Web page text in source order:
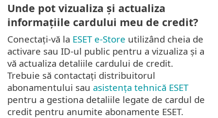
Unde pot vizualiza și actualiza
informațiile cardului meu de credit?
Conectați-vă la ESET e-Store utilizând cheia de
activare sau ID-ul public pentru a vizualiza și a
vă actualiza detaliile cardului de credit.
Trebuie să contactați distribuitorul
abonamentului sau asistența tehnică ESET
pentru a gestiona detaliile legate de cardul de
credit pentru anumite abonamente ESET.